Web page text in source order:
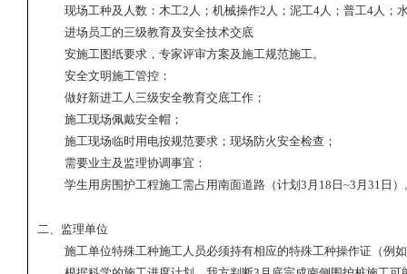
现场工种及人数：木工2 人；机械操作2 人；泥工4人；普工4人；
进场员工的三级教育及安全技术交底
安施工图纸要求，专家评审方案及施工规范施工。
安全文明施工管控：
做好新进工人三级安全教育交底工作；
施工现场佩戴安全帽；
施工现场临时用电按规范要求；现场防火安全检查；
需要业主及监理协调事宜：
学生用房围护工程施工需占用南面道路（计划 3 月 18 日 ~3 月 31 日
二、监理单位
施工单位特殊工种施工人员必须持有相应的特殊工种操作证（例